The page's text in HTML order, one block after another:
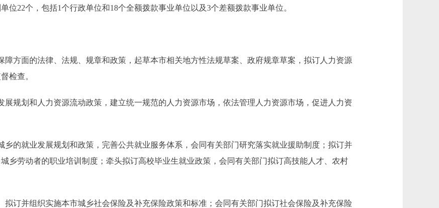
22个，包括1个行政单位和18个全额拨款事业单位以及3个差额拨款事业单位。
方面的法律、法规、规章和政策，起草本市相关地方性法规草案、政府规章草案，拟订人力资源
检查。
规划和人力资源流动政策，建立统一规范的人力资源市场，依法管理人力资源市场，促进人力资
的就业发展规划和政策，完善公共就业服务体系，会同有关部门研究落实就业援助制度；拟订并
乡劳动者的职业培训制度；牵头拟订高校毕业生就业政策，会同有关部门拟订高技能人才、农村
订并组织实施本市城乡社会保险及补充保险政策和标准；会同有关部门拟订社会保险及补充保险